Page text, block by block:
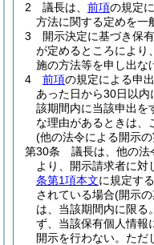
2
議長は、 前項の規定
方法に関する定めを一
3
開示決定に基づき保
が定めるところにより
施の方法等を申し出な
4
前項の規定による申出
あった日から30日以内
該期間内に当該申出を
な理由があるときは、
(他の法令による開示
第30条
議長は、他の法
より、開示請求者に対
条第1項本文に規定す
されている場合(開示
は、当該期間内に限る
ず、当該保有個人情報
開示を行わない。 ただ